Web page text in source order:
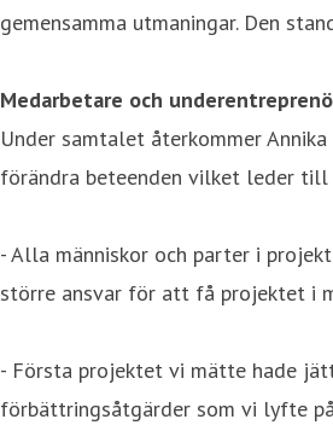
gemensamma utmaningar. Den
Medarbetare och
Under samtalet återkommer
förändra beteenden vilket leder
- Alla människor och parter i
större ansvar för att få projektet i
- Första projektet vi mätte hade
förbättringsåtgärder som vi lyfte